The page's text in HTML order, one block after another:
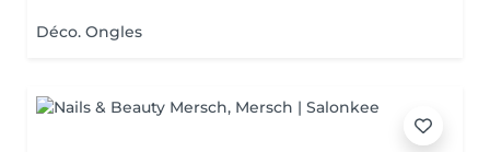
Déco. Ongles